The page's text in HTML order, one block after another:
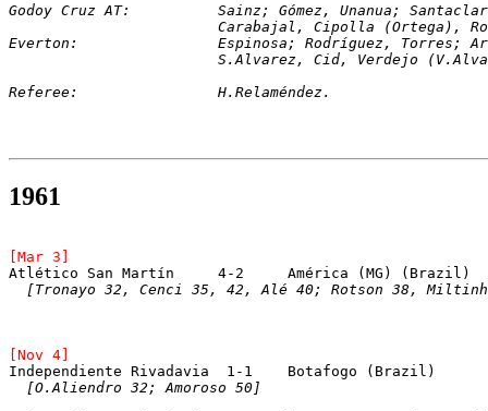
Godoy Cruz AT:		Sainz; Gómez,
Carabajal, Cipolla (Ortega),
Everton:		Espinosa; Rodríguez,
S.Alvarez, Cid, Verdejo
Referee:		H.Relaméndez.
1961
[Mar 3]
Atlético San Martín	4-2	América (MG) (Brazil)
[Tronayo 32, Cenci 35, 42, Alé 40; Rotson 38,
[Nov 4]
[O.Aliendro 32; Amoroso 50]